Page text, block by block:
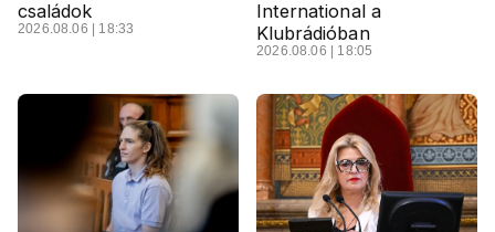
családok
2026.08.06 | 18:33
International a
Klubrádióban
2026.08.06 | 18:05